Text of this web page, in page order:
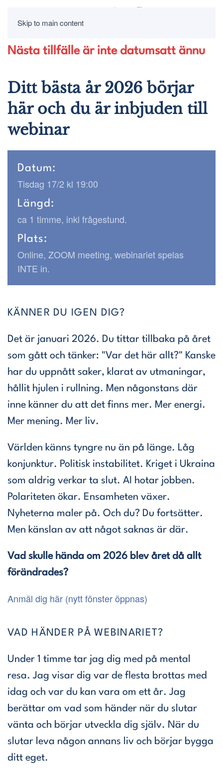
Skip to main content
Nästa tillfälle är inte datumsatt ännu
Ditt bästa år 2026 börjar
här och du är inbjuden till
webinar
Datum:
Tisdag 17/2 kl 19:00
Längd:
ca 1 timme, inkl frågestund.
Plats:
Online, ZOOM meeting, webinariet spelas
INTE in.
KÄNNER DU IGEN DIG?
Det är januari 2026. Du tittar tillbaka på året
som gått och tänker: "Var det här allt?" Kanske
har du uppnått saker, klarat av utmaningar,
hållit hjulen i rullning. Men någonstans där
inne känner du att det finns mer. Mer energi.
Mer mening. Mer liv.
Världen känns tyngre nu än på länge. Låg
konjunktur. Politisk instabilitet. Kriget i Ukraina
som aldrig verkar ta slut. AI hotar jobben.
Polariteten ökar. Ensamheten växer.
Nyheterna maler på. Och du? Du fortsätter.
Men känslan av att något saknas är där.
Vad skulle hända om 2026 blev året då allt
förändrades?
Anmäl dig här (nytt fönster öppnas)
VAD HÄNDER PÅ WEBINARIET?
Under 1 timme tar jag dig med på mental
resa. Jag visar dig var de flesta brottas med
idag och var du kan vara om ett år. Jag
berättar om vad som händer när du slutar
vänta och börjar utveckla dig själv. När du
slutar leva någon annans liv och börjar bygga
ditt eget.